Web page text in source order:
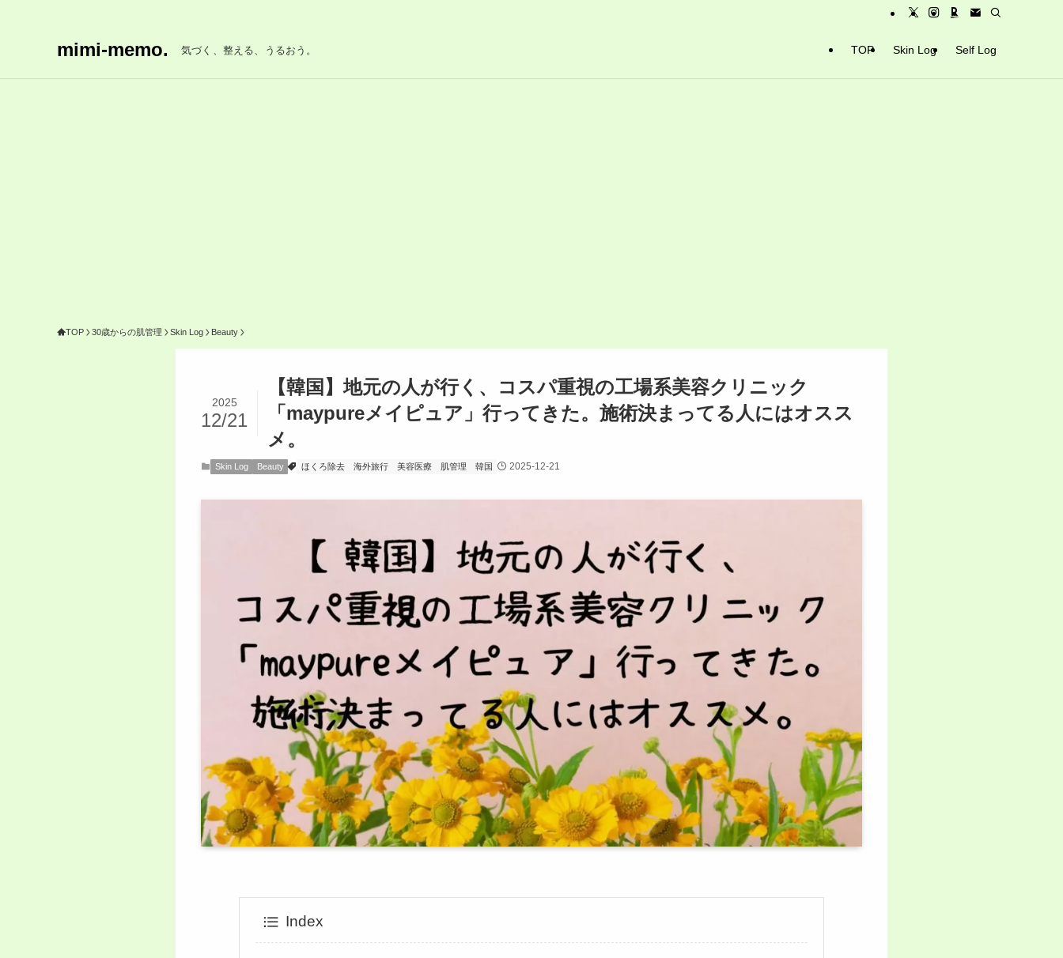
mimi-memo. 気づく、整える、うるおう。 TOP Skin Log Self Log
TOP 30歳からの肌管理 Skin Log Beauty
【韓国】地元の人が行く、コスパ重視の工場系美容クリニック
「maypureメイピュア」行ってきた。施術決まってる人にはオスス
メ。
2025
12/21
Skin Log Beauty ほくろ除去 海外旅行 美容医療 肌管理 韓国 2025-12-21
Index